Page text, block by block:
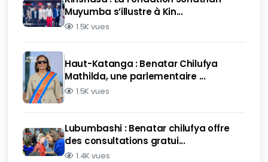
Muyumba s’illustre à Kin...
1.5K vues
Haut-Katanga : Benatar Chilufya
Mathilda, une parlementaire ...
1.5K vues
Lubumbashi : Benatar chilufya offre
des consultations gratui...
1.4K vues